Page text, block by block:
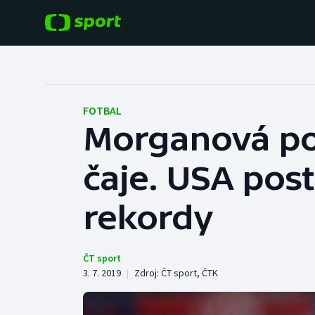
Hokej
Tenis
Baseball a softbal
Basketbal
FOTBAL
Morganová
čaje. USA
rekordy
ČT sport
3. 7. 2019 | Zdroj: ČT sport, ČTK